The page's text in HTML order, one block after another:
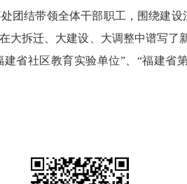
结带领全体干部职工，围绕建设
拆迁、大建设、大调整中谱写了
省社区教育实验单位”、“福建省